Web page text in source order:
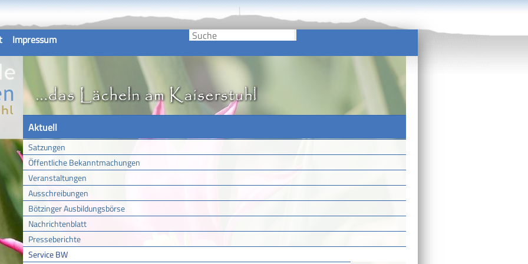
Impressum
Aktuell
Satzungen
Öffentliche Bekanntmachungen
Veranstaltungen
Ausschreibungen
Bötzinger Ausbildungsbörse
Nachrichtenblatt
Presseberichte
Service BW